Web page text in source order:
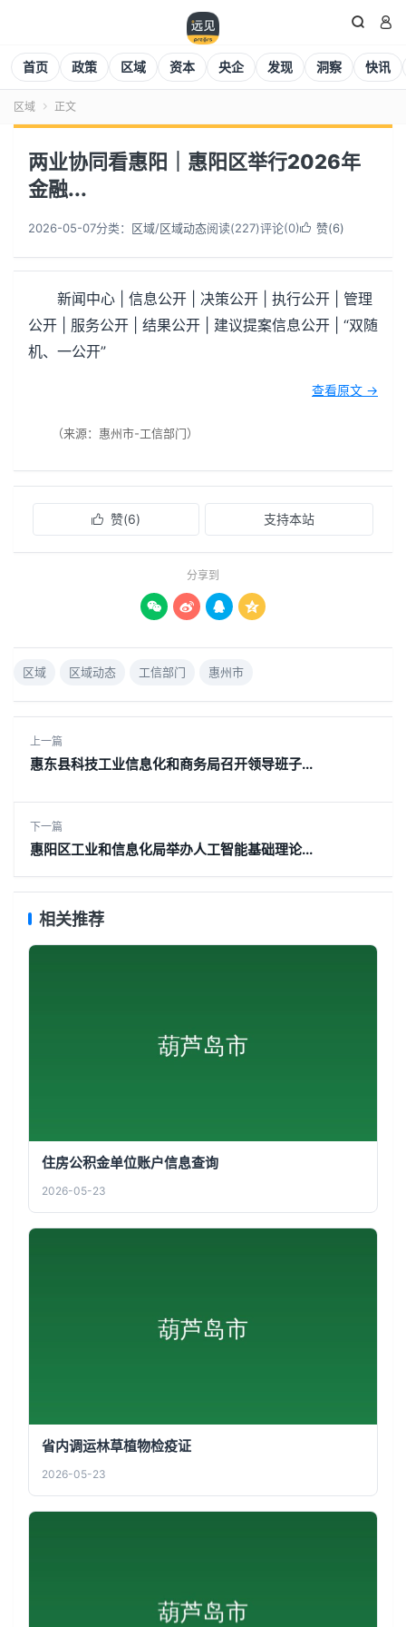
 
首页 政策 区域 资本 央企 发现 洞察 快讯
区域  正文
两业协同看惠阳｜惠阳区举行2026年
金融...
2026-05-07分类： 区域/区域动态阅读(227)评论(0) 赞(6)
新闻中心 | 信息公开 | 决策公开 | 执行公开 | 管理
公开 | 服务公开 | 结果公开 | 建议提案信息公开 | “双随
机、一公开”
查看原文 →
（来源：惠州市-工信部门）
 赞(6) 支持本站
分享到
   
区域 区域动态 工信部门 惠州市
上一篇
惠东县科技工业信息化和商务局召开领导班子...
下一篇
惠阳区工业和信息化局举办人工智能基础理论...
相关推荐
住房公积金单位账户信息查询
2026-05-23
省内调运林草植物检疫证
2026-05-23